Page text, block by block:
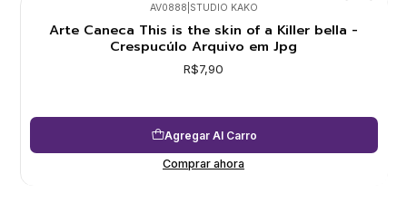
AV0888 STUDIO KAKO
Arte Caneca This is the skin of a Killer bella -
Crespucúlo Arquivo em Jpg
R$7,90
Agregar Al Carro
Comprar ahora